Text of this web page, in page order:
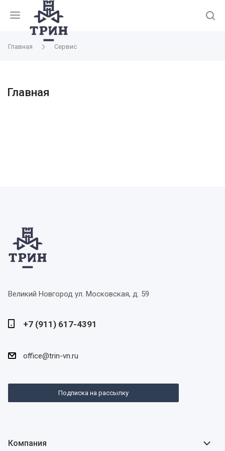
Главная Сервис
Главная
Великий Новгород ул. Московская, д. 59
+7 (911) 617-4391
office@trin-vn.ru
Подписка на рассылку
Компания